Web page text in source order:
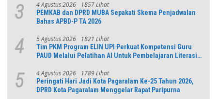
3 4 Agustus 2026 1857 Lihat
PEMKAB dan DPRD MUBA Sepakati Skema Penjadwalan
Bahas APBD-P TA 2026
4 5 Agustus 2026 1821 Lihat
Tim PKM Program ELIN UPI Perkuat Kompetensi Guru
PAUD Melalui Pelatihan AI Untuk Pembelajaran Literasi
5 4 Agustus 2026 1789 Lihat
Peringati Hari Jadi Kota Pagaralam Ke-25 Tahun 2026,
DPRD Kota Pagaralam Menggelar Rapat Paripurna